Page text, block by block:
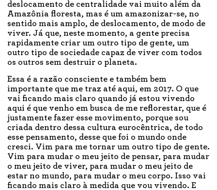
deslocamento de centralidade vai muito além da
Amazônia floresta, mas é um amazonizar-se, no
sentido mais amplo, de deslocamento, de modo de
viver. Já que, neste momento, a gente precisa
rapidamente criar um outro tipo de gente, um
outro tipo de sociedade capaz de viver com todos
os outros sem destruir o planeta.
Essa é a razão consciente e também bem
importante que me traz até aqui, em 2017. O que
vai ficando mais claro quando já estou vivendo
aqui é que venho em busca de me reflorestar, que é
justamente fazer esse movimento, porque sou
criada dentro dessa cultura eurocêntrica, de todo
esse pensamento, desse que foi o mundo onde
cresci. Vim para me tornar um outro tipo de gente.
Vim para mudar o meu jeito de pensar, para mudar
o meu jeito de viver, para mudar o meu jeito de
estar no mundo, para mudar o meu corpo. Isso vai
ficando mais claro à medida que vou vivendo. E